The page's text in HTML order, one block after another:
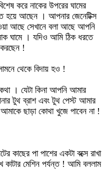
করে নাকের উপরের ঘামের
হয়ে আছেন । আপনার জেনেটিক্স
আছে সেখানে বলা আছে আপনি
ঘামে । যদিও আমি ঠিক ধরতে
!
থেকে বিদায় হও !
। যেটা কিনা আপনি আমার
টুথ ব্রাশ এবং টুথ পেস্ট আমার
ছাড়া কোথা খুজে পাবেন না !
কাছের পা পাশের একটা বক্সে রাখা
মেশিন পর্যন্ত ! আমি বললাম